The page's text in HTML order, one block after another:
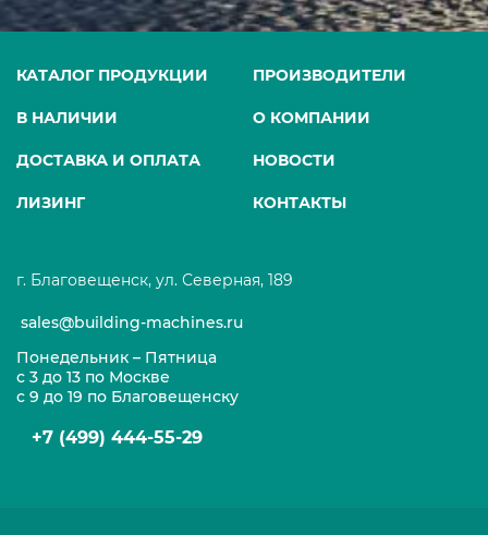
КАТАЛОГ ПРОДУКЦИИ
В НАЛИЧИИ
ДОСТАВКА И ОПЛАТА
ЛИЗИНГ
ПРОИЗВОДИТЕЛИ
О КОМПАНИИ
НОВОСТИ
КОНТАКТЫ
г. Благовещенск, ул. Северная, 189
sales@building-machines.ru
Понедельник – Пятница
с 3 до 13 по Москве
с 9 до 19 по Благовещенску
+7 (499) 444-55-29